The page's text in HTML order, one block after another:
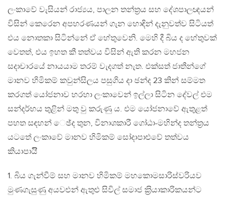
ලංකාවේ වැසියන් රාජ්‍යය, පාලන තන්ත‍්‍රය සහ දේශපාලඥයන්
විසින් කෙරෙන අපහරණයන් ගැන හොඳින් දැනුවත්ව සිටියත්
එය නොතකා සිටින්නේ ඒ හේතුවෙනි. මෙහි දී බිය ද හේතුවක්
වෙතත්, එය ඉහත කී තත්වය විසින් ඇති කරන මහජන
සදාචාරයේ නායයාම තරම් වැදගත් නැත. එක්සත් ජාතීන්ගේ
මානව හිමිකම් කවුන්සිලය පසුගිය දා ඡන්ද 23 කින් සම්මත
කරගත් යෝජනාව හරහා ලංකාවෙන් ඉල්ලා සිටින දේවල් එම
සන්දර්භය තුළින් මතු වු කරුණු ය. එම යෝජනාවේ ඇතුළත්
පහත සඳහන් ෙඡ්ද තුන, විනාශකාරී ගෝඨා-මහින්ද තන්ත‍්‍රය
යටතේ ලංකාවේ මානව හිමිකම් සෝදාපාළුවේ තත්වය
කියාපායිි
1. බිය ගැන්වීම් සහ මානව හිමිකම් මහකොමසාරිස්වරියව
මුණගැසුණු අයවළුන් ඇතුළු සිවිල් සමාජ ක‍්‍රියාකාරිකයන්ට